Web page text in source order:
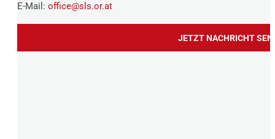
E-Mail: office@sls.or.at
JETZT NACHRICHT